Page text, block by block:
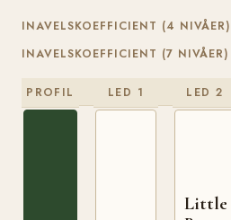
INAVELSKOEFFICIENT (4 NIVÅER)
INAVELSKOEFFICIENT (7 NIVÅER)
PROFIL LED 1 LED 2
Little